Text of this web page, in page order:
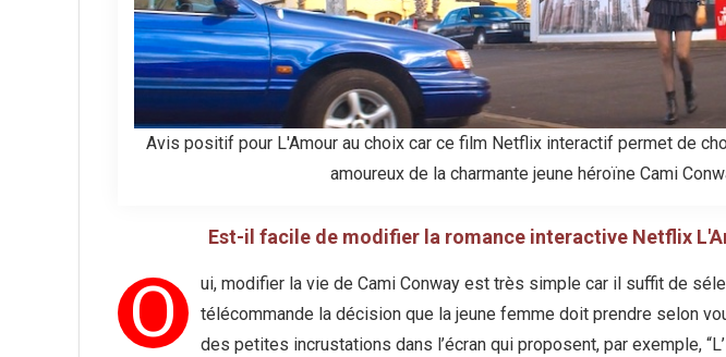
Avis positif pour L'Amour au choix car ce film Netflix interactif permet de
amoureux de la charmante jeune héroïne Cami
Est-il facile de modifier la romance interactive Netflix
O
ui, modifier la vie de Cami Conway est très simple car il suffit de
télécommande la décision que la jeune femme doit prendre selon
des petites incrustations dans l’écran qui proposent, par exemple,